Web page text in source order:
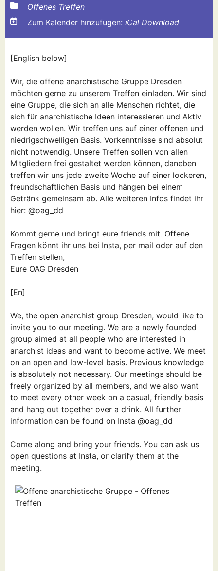
Offenes Treffen
Zum Kalender hinzufügen: iCal Download
[English below]
Wir, die offene anarchistische Gruppe Dresden
möchten gerne zu unserem Treffen einladen. Wir sind
eine Gruppe, die sich an alle Menschen richtet, die
sich für anarchistische Ideen interessieren und Aktiv
werden wollen. Wir treffen uns auf einer offenen und
niedrigschwelligen Basis. Vorkenntnisse sind absolut
nicht notwendig. Unsere Treffen sollen von allen
Mitgliedern frei gestaltet werden können, daneben
treffen wir uns jede zweite Woche auf einer lockeren,
freundschaftlichen Basis und hängen bei einem
Getränk gemeinsam ab. Alle weiteren Infos findet ihr
hier: @oag_dd
Kommt gerne und bringt eure friends mit. Offene
Fragen könnt ihr uns bei Insta, per mail oder auf den
Treffen stellen,
Eure OAG Dresden
[En]
We, the open anarchist group Dresden, would like to
invite you to our meeting. We are a newly founded
group aimed at all people who are interested in
anarchist ideas and want to become active. We meet
on an open and low-level basis. Previous knowledge
is absolutely not necessary. Our meetings should be
freely organized by all members, and we also want
to meet every other week on a casual, friendly basis
and hang out together over a drink. All further
information can be found on Insta @oag_dd
Come along and bring your friends. You can ask us
open questions at Insta, or clarify them at the
meeting.